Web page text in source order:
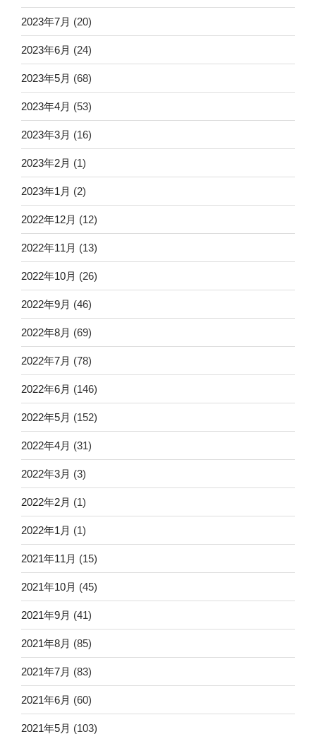
2023年7月 (20)
2023年6月 (24)
2023年5月 (68)
2023年4月 (53)
2023年3月 (16)
2023年2月 (1)
2023年1月 (2)
2022年12月 (12)
2022年11月 (13)
2022年10月 (26)
2022年9月 (46)
2022年8月 (69)
2022年7月 (78)
2022年6月 (146)
2022年5月 (152)
2022年4月 (31)
2022年3月 (3)
2022年2月 (1)
2022年1月 (1)
2021年11月 (15)
2021年10月 (45)
2021年9月 (41)
2021年8月 (85)
2021年7月 (83)
2021年6月 (60)
2021年5月 (103)